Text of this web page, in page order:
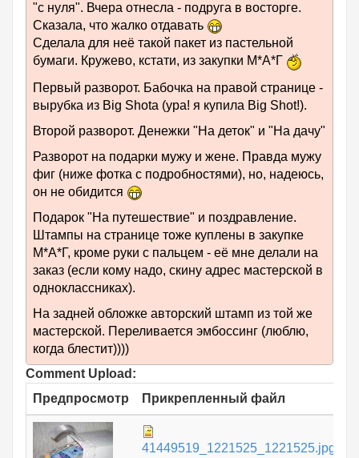
"с нуля". Вчера отнесла - подруга в восторге.
Сказала, что жалко отдавать
Сделала для неё такой пакет из пастельной
бумаги. Кружево, кстати, из закупки М*А*Г
Первый разворот. Бабочка на правой странице -
вырубка из Big Shota (ура! я купила Big Shot!).
Второй разворот. Денежки "На деток" и "На дачу"
Разворот на подарки мужу и жене. Правда мужу
фиг (ниже фотка с подробностями), но, надеюсь,
он не обидится
Подарок "На путешествие" и поздравление.
Штампы на странице тоже куплены в закупке
М*А*Г, кроме руки с пальцем - её мне делали на
заказ (если кому надо, скину адрес мастерской в
одноклассниках).
На задней обложке авторский штамп из той же
мастерской. Переливается эмбоссинг (люблю,
когда блестит))))
Comment Upload:
Предпросмотр
Прикрепленный файл
41449519_1221525_1221525.jpg